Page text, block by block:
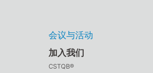
会议与活动
加入我们
CSTQB®